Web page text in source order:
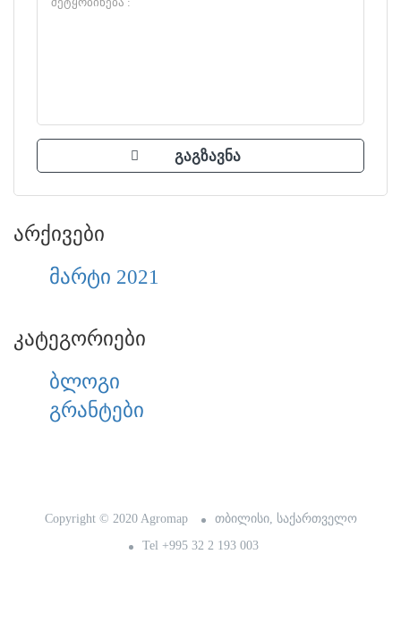
არქივები
მარტი 2021
კატეგორიები
ბლოგი
გრანტები
Copyright © 2020 Agromap
თბილისი, საქართველო
Tel +995 32 2 193 003